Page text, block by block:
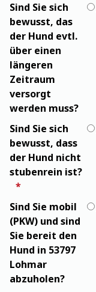
Sind Sie sich
bewusst, das
der Hund evtl.
über einen
längeren
Zeitraum
versorgt
werden muss?
Sind Sie sich
bewusst, dass
der Hund nicht
stubenrein ist?
Sind Sie mobil
(PKW) und sind
Sie bereit den
Hund in 53797
Lohmar
abzuholen?